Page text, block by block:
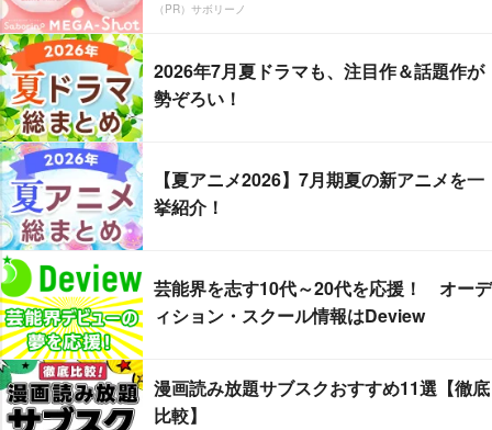
（PR）サボリーノ
2026年7月夏ドラマも、注目作＆話題作が
勢ぞろい！
【夏アニメ2026】7月期夏の新アニメを一
挙紹介！
芸能界を志す10代～20代を応援！ オーデ
ィション・スクール情報はDeview
漫画読み放題サブスクおすすめ11選【徹底
比較】